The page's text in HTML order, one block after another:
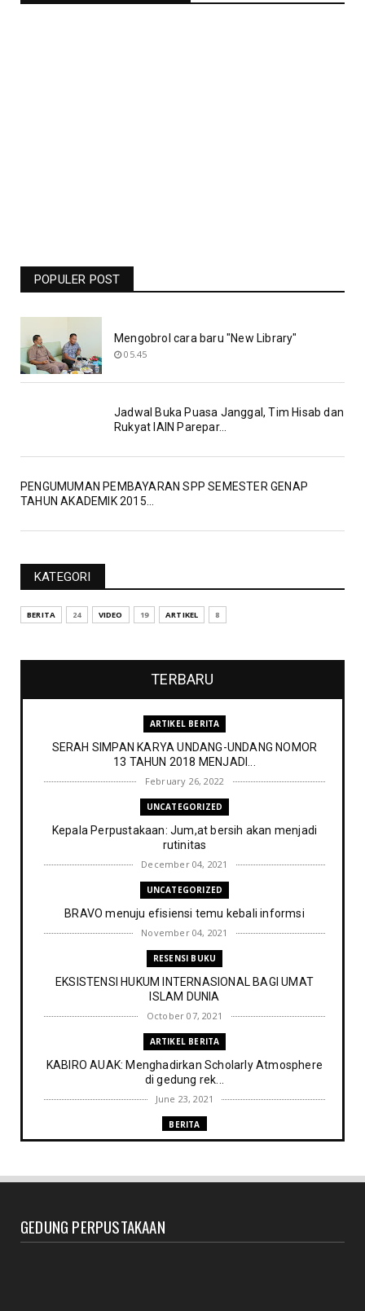
POPULER POST
Bolasport.com
Mengobrol cara baru "New Library"
05.45
Jadwal Buka Puasa Janggal, Tim Hisab dan
Rukyat IAIN Parepar...
PENGUMUMAN PEMBAYARAN SPP SEMESTER GENAP
TAHUN AKADEMIK 2015...
KATEGORI
BERITA 24 VIDEO 19 ARTIKEL 8
TERBARU
ARTIKEL BERITA
SERAH SIMPAN KARYA UNDANG-UNDANG NOMOR
13 TAHUN 2018 MENJADI...
February 26, 2022
UNCATEGORIZED
Kepala Perpustakaan: Jum,at bersih akan menjadi
rutinitas
December 04, 2021
UNCATEGORIZED
BRAVO menuju efisiensi temu kebali informsi
November 04, 2021
RESENSI BUKU
EKSISTENSI HUKUM INTERNASIONAL BAGI UMAT
ISLAM DUNIA
October 07, 2021
ARTIKEL BERITA
KABIRO AUAK: Menghadirkan Scholarly Atmosphere
di gedung rek...
June 23, 2021
BERITA
June 06, 2021
Proker UPT. Perpustakaan IAIN Parepare menuju
perpustakaan ...
GEDUNG PERPUSTAKAAN